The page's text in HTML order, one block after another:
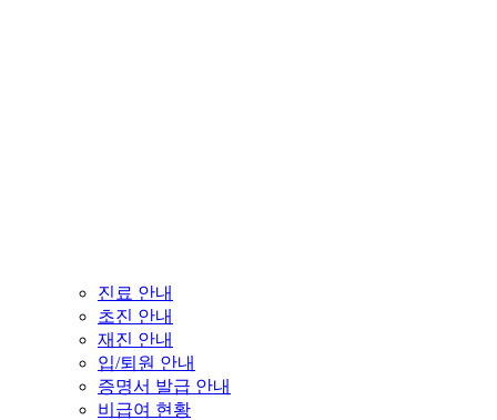
진료 안내
초진 안내
재진 안내
입/퇴원 안내
증명서 발급 안내
비급여 현황